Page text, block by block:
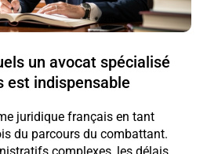
un avocat spécialisé
est indispensable
juridique français en tant
du parcours du combattant.